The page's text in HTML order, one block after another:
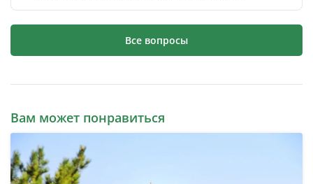
Все вопросы
Вам может понравиться